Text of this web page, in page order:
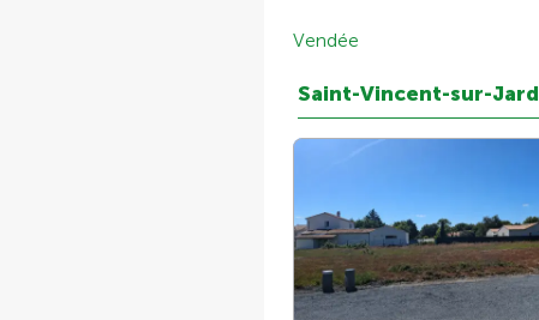
Vendée
Saint-Vincent-sur-Jard